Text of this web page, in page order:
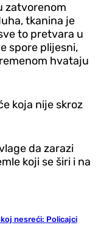
zatvorenom
tkanina je
to pretvara u
spore plijesni,
hvataju
koja nije skroz
da zarazi
koji se širi i na
nesreći: Policajci